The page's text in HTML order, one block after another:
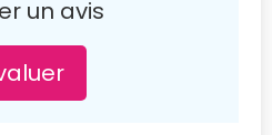
un avis